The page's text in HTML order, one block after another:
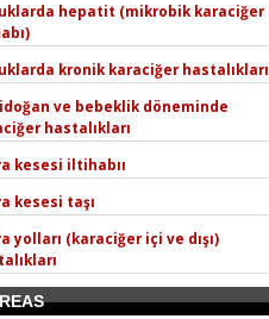
hepatit (mikrobik karaciğer
kronik karaciğer hastalıkları
ve bebeklik döneminde
hastalıkları
kesesi iltihabıı
kesesi taşı
yolları (karaciğer içi ve dışı)